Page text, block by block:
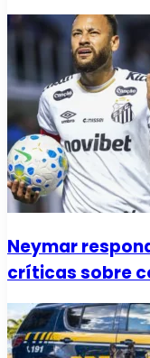
Neymar
críticas sobre